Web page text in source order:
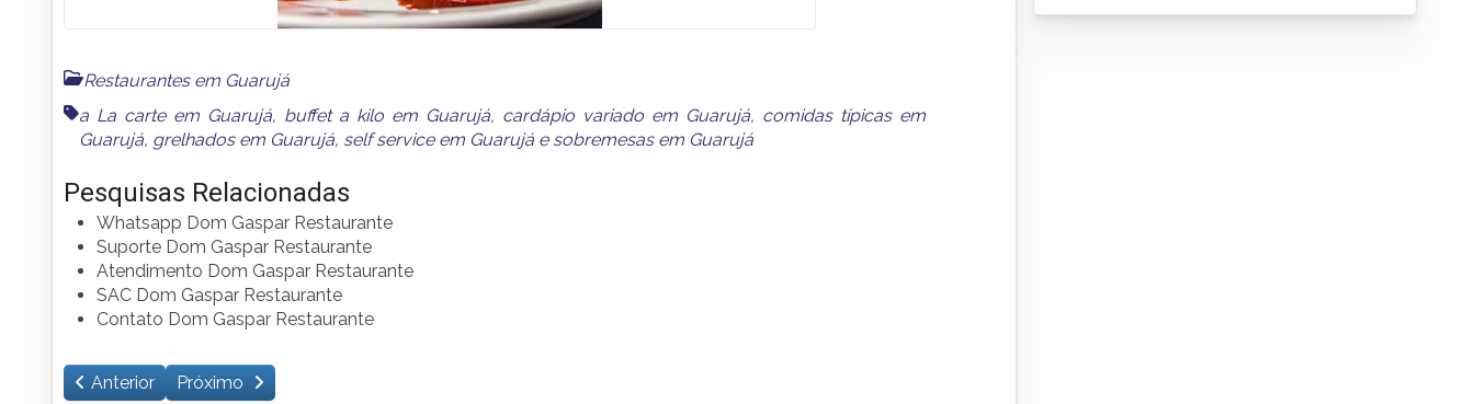
Restaurantes em Guarujá
a La carte em Guarujá, buffet a kilo em Guarujá, cardápio variado em Guarujá, comidas típicas em
Guarujá, grelhados em Guarujá, self service em Guarujá e sobremesas em Guarujá
Pesquisas Relacionadas
Whatsapp Dom Gaspar Restaurante
Suporte Dom Gaspar Restaurante
Atendimento Dom Gaspar Restaurante
SAC Dom Gaspar Restaurante
Contato Dom Gaspar Restaurante
Anterior Próximo